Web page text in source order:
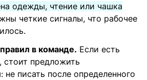
одежды, чтение или чашка
четкие сигналы, что рабочее
в команде. Если есть
стоит предложить
не писать после определенного